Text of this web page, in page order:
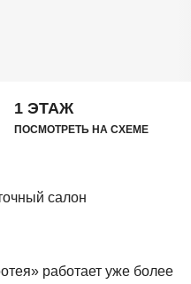
1 ЭТАЖ
ПОСМОТРЕТЬ НА СХЕМЕ
работает уже более